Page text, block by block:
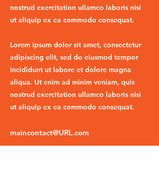
nostrud exercitation ullamco laboris nisi
ut aliquip ex ea commodo consequat.
Lorem ipsum dolor sit amet, consectetur
adipiscing elit, sed do eiusmod tempor
incididunt ut labore et dolore magna
aliqua. Ut enim ad minim veniam, quis
nostrud exercitation ullamco laboris nisi
ut aliquip ex ea commodo consequat.
maincontact@URL.com
020 1234 5741